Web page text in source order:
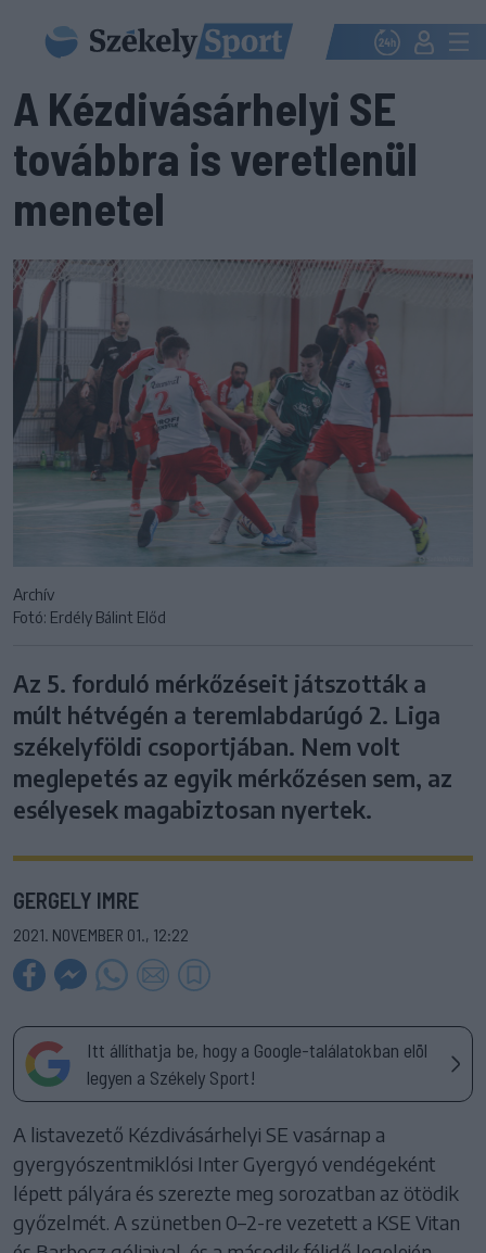
A Kézdivásárhelyi SE
továbbra is veretlenül
menetel
Archív
Fotó: Erdély Bálint Előd
Az 5. forduló mérkőzéseit játszották a
múlt hétvégén a teremlabdarúgó 2. Liga
székelyföldi csoportjában. Nem volt
meglepetés az egyik mérkőzésen sem, az
esélyesek magabiztosan nyertek.
GERGELY IMRE
2021. NOVEMBER 01., 12:22
Itt állíthatja be, hogy a Google-találatokban elöl
legyen a Székely Sport!
A listavezető Kézdivásárhelyi SE vasárnap a
gyergyószentmiklósi Inter Gyergyó vendégeként
lépett pályára és szerezte meg sorozatban az ötödik
győzelmét. A szünetben 0–2-re vezetett a KSE Vitan